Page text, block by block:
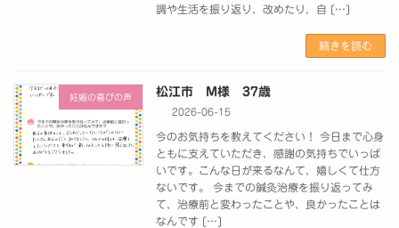
調や生活を振り返り、改めたり、自 […]
続きを読む
妊娠の喜びの声 松江市 M様 37歳
2026-06-15
今のお気持ちを教えてください！ 今日まで心身
ともに支えていただき、感謝の気持ちでいっぱ
いです。こんな日が来るなんて、嬉しくて仕方
ないです。 今までの鍼灸治療を振り返ってみ
て、治療前と変わったことや、良かったことは
なんです […]